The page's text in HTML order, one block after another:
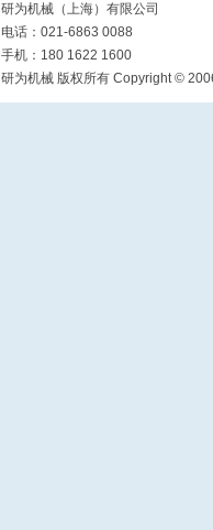
研为机械（上海）有限公司
电话：021-6863 0088
手机：180 1622 1600
研为机械 版权所有 Copyright ©